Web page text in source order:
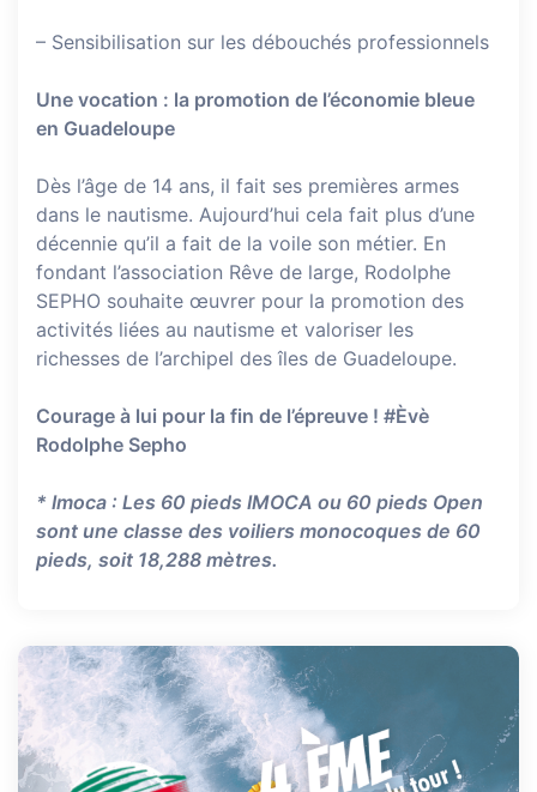
– Sensibilisation sur les débouchés professionnels
Une vocation : la promotion de l’économie bleue
en Guadeloupe
Dès l’âge de 14 ans, il fait ses premières armes
dans le nautisme. Aujourd’hui cela fait plus d’une
décennie qu’il a fait de la voile son métier. En
fondant l’association Rêve de large, Rodolphe
SEPHO souhaite œuvrer pour la promotion des
activités liées au nautisme et valoriser les
richesses de l’archipel des îles de Guadeloupe.
Courage à lui pour la fin de l’épreuve ! #Èvè
Rodolphe Sepho
* Imoca : Les 60 pieds IMOCA ou 60 pieds Open
sont une classe des voiliers monocoques de 60
pieds, soit 18,288 mètres.